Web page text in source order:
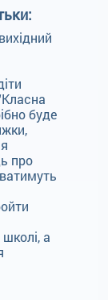
буде
про
а